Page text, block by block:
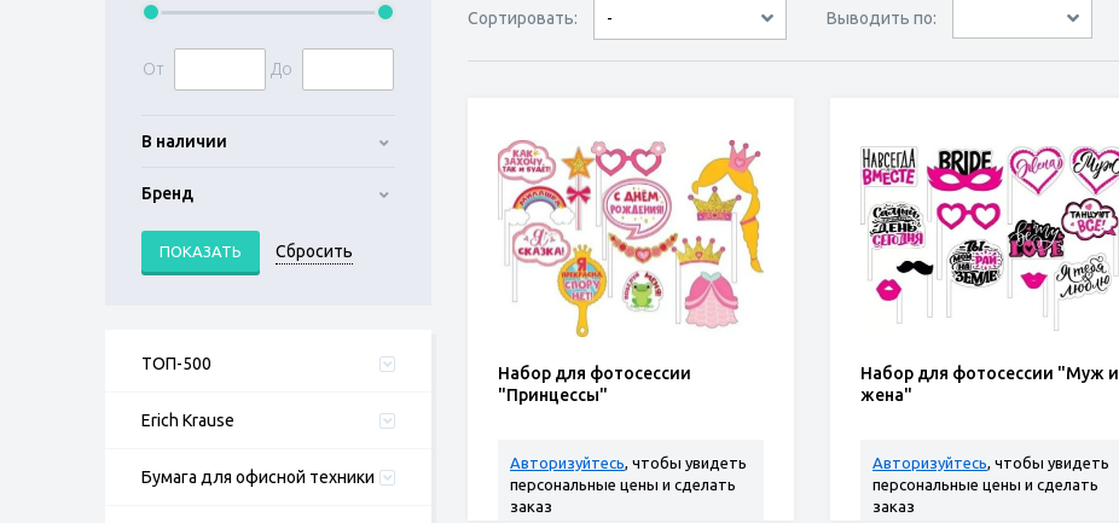
От До
В наличии
Бренд
ТОП-500
Erich Krause
Бумага для офисной техники
Сортировать: -
по дате
по популярности
сначала дешёвые
сначала дорогие
Выводить по:
Набор для фотосессии
"Принцессы"
Авторизуйтесь, чтобы увидеть
персональные цены и сделать
заказ
Набор для фотосессии "Муж и
жена"
Авторизуйтесь, чтобы увидеть
персональные цены и сделать
заказ